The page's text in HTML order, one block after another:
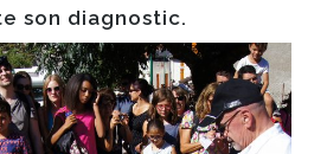
son diagnostic.